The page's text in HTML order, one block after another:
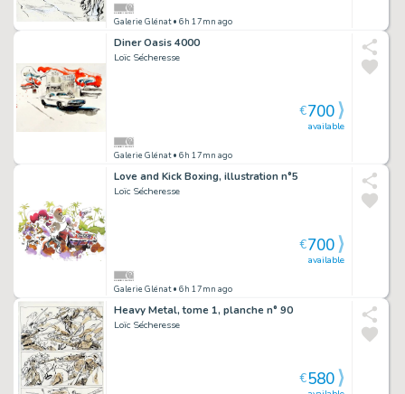
Galerie Glénat• 6h 17mn ago
Diner Oasis 4000
Loïc Sécheresse
Galerie Glénat• 6h 17mn ago
available
€700
Love and Kick Boxing, illustration n°5
Loïc Sécheresse
Galerie Glénat• 6h 17mn ago
available
€700
Heavy Metal, tome 1, planche n° 90
Loïc Sécheresse
€580